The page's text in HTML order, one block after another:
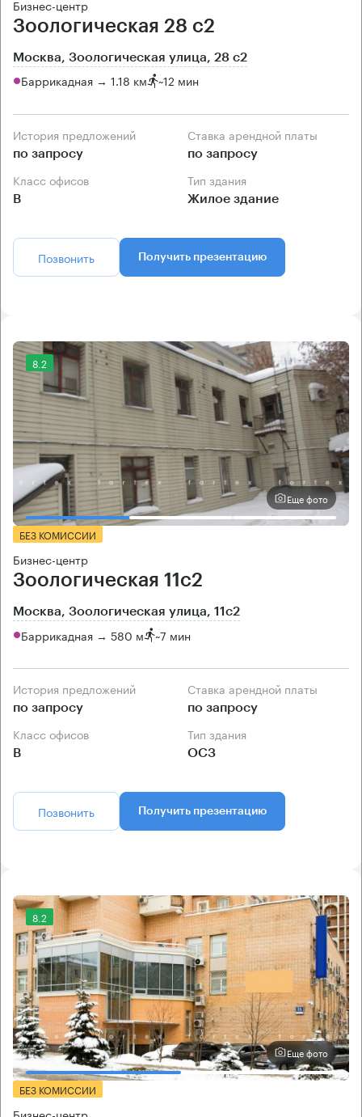
Бизнес-центр
Зоологическая 28 с2
Москва, Зоологическая улица, 28 с2
Баррикадная → 1.18 км ~12 мин
История предложений
по запросу
Ставка арендной платы
по запросу
Класс офисов
B
Тип здания
Жилое здание
Позвонить Получить презентацию
8.2
Еще фото
БЕЗ КОМИССИИ
Бизнес-центр
Зоологическая 11с2
Москва, Зоологическая улица, 11с2
Баррикадная → 580 м ~7 мин
История предложений
по запросу
Ставка арендной платы
по запросу
Класс офисов
B
Тип здания
ОСЗ
Позвонить Получить презентацию
8.2
Еще фото
БЕЗ КОМИССИИ